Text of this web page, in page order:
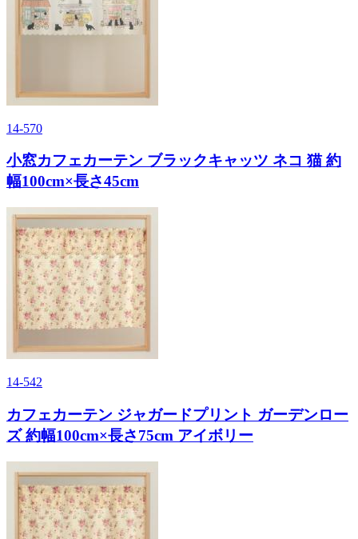
14-570
小窓カフェカーテン ブラックキャッツ ネコ 猫 約
幅100cm×長さ45cm
14-542
カフェカーテン ジャガードプリント ガーデンロー
ズ 約幅100cm×長さ75cm アイボリー